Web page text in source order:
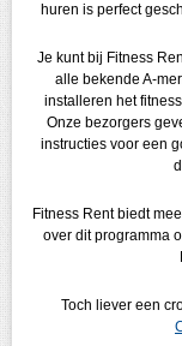
huren is perfect
Je kunt bij Fitness
alle bekende A-
installeren het
Onze bezorgers
instructies voor een
Fitness Rent biedt
over dit programma
Toch liever een